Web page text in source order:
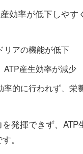
効率が低下しやす
アの機能が低下
産生効率が減少
的に行われず、栄
発揮できず、
。